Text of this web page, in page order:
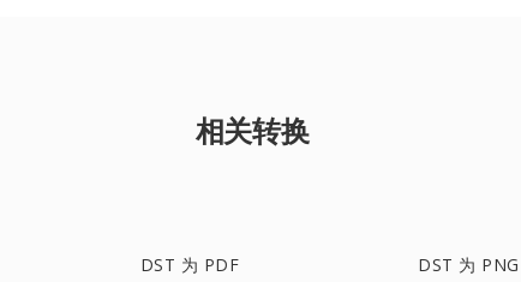
相关转换
DST 为 PDF DST 为 PNG